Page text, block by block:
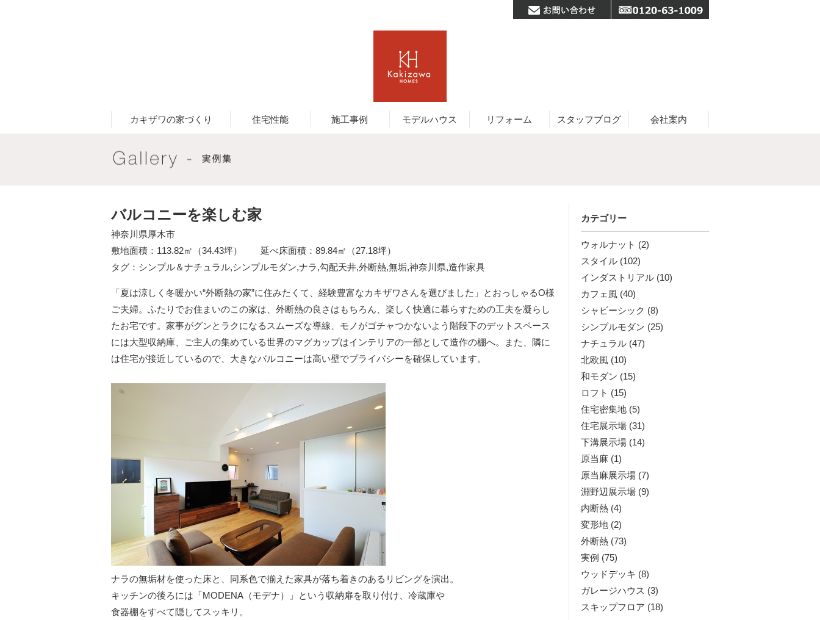
カキザワの家づくり 住宅性能 施工事例 モデルハウス リフォーム スタッフブログ 会社案内
カテゴリー
ウォルナット (2)
スタイル (102)
インダストリアル (10)
カフェ風 (40)
シャビーシック (8)
シンプルモダン (25)
ナチュラル (47)
北欧風 (10)
和モダン (15)
ロフト (15)
住宅密集地 (5)
住宅展示場 (31)
下溝展示場 (14)
原当麻 (1)
原当麻展示場 (7)
淵野辺展示場 (9)
内断熱 (4)
変形地 (2)
外断熱 (73)
実例 (75)
ウッドデッキ (8)
ガレージハウス (3)
スキップフロア (18)
バルコニーを楽しむ家
神奈川県厚木市
敷地面積：113.82㎡（34.43坪） 延べ床面積：89.84㎡（27.18坪）
タグ： シンプル＆ナチュラル,シンプルモダン,ナラ,勾配天井,外断熱,無垢,神奈川県,造作家具
「夏は涼しく冬暖かい“外断熱の家”に住みたくて、経験豊富なカキザワさんを選びました」とおっしゃるO様
ご夫婦。ふたりでお住まいのこの家は、外断熱の良さはもちろん、楽しく快適に暮らすための工夫を凝らし
たお宅です。家事がグンとラクになるスムーズな導線、モノがゴチャつかないよう階段下のデットスペース
には大型収納庫、ご主人の集めている世界のマグカップはインテリアの一部として造作の棚へ。また、隣に
は住宅が接近しているので、大きなバルコニーは高い壁でプライバシーを確保しています。
ナラの無垢材を使った床と、同系色で揃えた家具が落ち着きのあるリビングを演出。
キッチンの後ろには「MODENA（モデナ）」という収納扉を取り付け、冷蔵庫や
食器棚をすべて隠してスッキリ。